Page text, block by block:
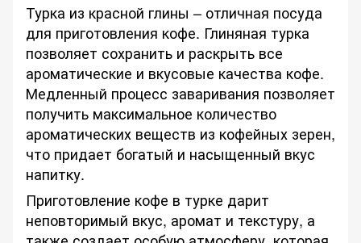
Турка из красной глины – отличная посуда
для приготовления кофе. Глиняная турка
позволяет сохранить и раскрыть все
ароматические и вкусовые качества кофе.
Медленный процесс заваривания позволяет
получить максимальное количество
ароматических веществ из кофейных зерен,
что придает богатый и насыщенный вкус
напитку.
Приготовление кофе в турке дарит
неповторимый вкус, аромат и текстуру, а